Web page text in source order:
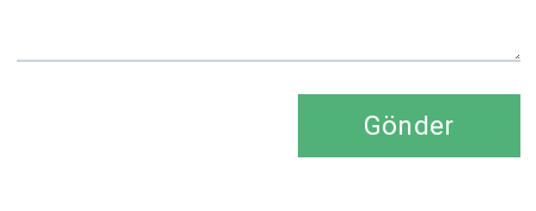
Gönder